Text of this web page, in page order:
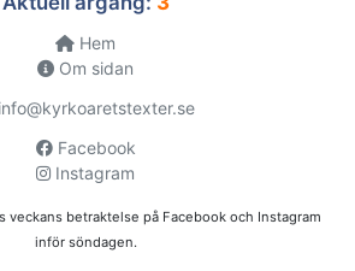
Hem
Om sidan
info@kyrkoaretstexter.se
Facebook
Instagram
veckans betraktelse på Facebook och Instagram
inför söndagen.